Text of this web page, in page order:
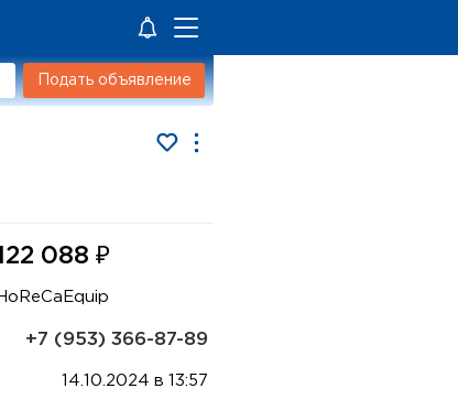
Подать объявление
088 ₽
HoReCaEquip
+7 (953) 366-87-89
14.10.2024 в 13:57